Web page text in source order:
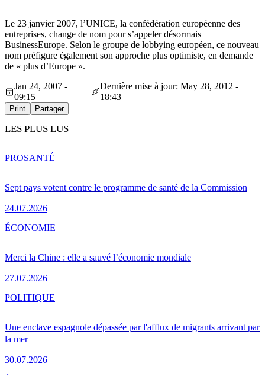
Le 23 janvier 2007, l’UNICE, la confédération européenne des
entreprises, change de nom pour s’appeler désormais
BusinessEurope. Selon le groupe de lobbying européen, ce nouveau
nom préfigure également son approche plus optimiste, en demande
de « plus d’Europe ».
Jan 24, 2007 -
09:15
Dernière mise à jour: May 28, 2012 -
18:43
Print Partager
LES PLUS LUS
Sept pays votent contre le programme de santé de la Commission
24.07.2026
PROSANTÉ
Merci la Chine : elle a sauvé l’économie mondiale
27.07.2026
ÉCONOMIE
Une enclave espagnole dépassée par l'afflux de migrants arrivant par
la mer
30.07.2026
POLITIQUE